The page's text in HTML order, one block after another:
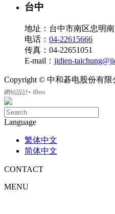
台中
地址：台中市南区忠明南
电话： 04-22615666
传真：04-22651051
E-mail： jidien-
Copyright © 中和碁电股份有限
網站設計‧ iBest
Language
繁体中文
简体中文
CONTACT
MENU